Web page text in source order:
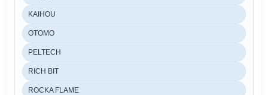
KAIHOU
OTOMO
PELTECH
RICH BIT
ROCKA FLAME